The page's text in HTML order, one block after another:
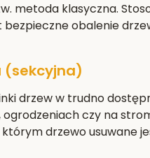
metoda klasyczna.
obalenie
(sekcyjna)
drzew w trudno
czy na
drzewo usuwane